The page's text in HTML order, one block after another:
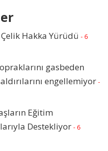
Hakka Yürüdü - 6
gasbeden
engellemiyor -
Eğitim
Destekliyor - 6